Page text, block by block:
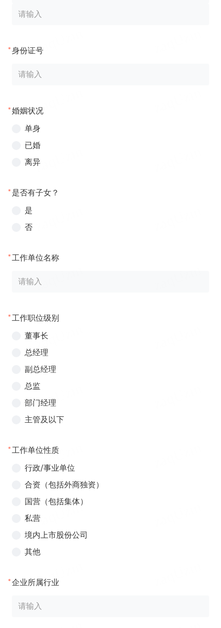
*身份证号
*婚姻状况
单身
已婚
离异
* 是否有子女？
是
否
*工作单位名称
*工作职位级别
董事长
总经理
副总经理
总监
部门经理
主管及以下
*工作单位性质
行政/事业单位
合资（包括外商独资）
国营（包括集体）
私营
境内上市股份公司
其他
*企业所属行业